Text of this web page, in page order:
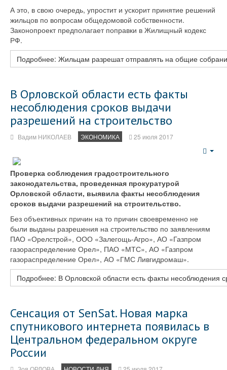
А это, в свою очередь, упростит и ускорит принятие решений
жильцов по вопросам общедомовой собственности.
Законопроект предполагает поправки в Жилищный кодекс
РФ.
Подробнее: Жильцам разрешат отправлять на общие
В Орловской области есть факты
несоблюдения сроков выдачи
разрешений на строительство
Вадим НИКОЛАЕВ ЭКОНОМИКА 25 июля 2017
Проверка соблюдения градостроительного
законодательства, проведенная прокуратурой
Орловской области, выявила факты несоблюдения
сроков выдачи разрешений на строительство.
Без объективных причин на то причин своевременно не
были выданы разрешения на строительство по заявлениям
ПАО «Орелстрой», ООО «Залегощь-Агро», АО «Газпром
газораспределение Орел», ПАО «МТС», АО «Газпром
газораспределение Орел», АО «ГМС Ливгидромаш».
Подробнее: В Орловской области есть факты несоблюдения
Сенсация от SenSat. Новая марка
спутникового интернета появилась в
Центральном федеральном округе
России